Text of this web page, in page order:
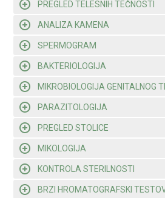
PREGLED TELESNIH TEČNOSTI
ANALIZA KAMENA
SPERMOGRAM
BAKTERIOLOGIJA
MIKROBIOLOGIJA GENITALNOG
PARAZITOLOGIJA
PREGLED STOLICE
MIKOLOGIJA
KONTROLA STERILNOSTI
BRZI HROMATOGRAFSKI